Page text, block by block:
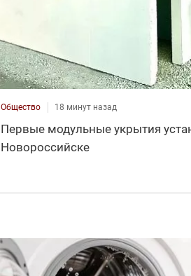
Общество 18 минут назад
Первые модульные укрытия
Новороссийске